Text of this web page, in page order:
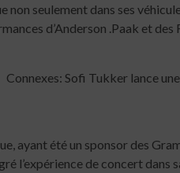
non seulement dans ses
d’Anderson .Paak et
Connexes: Sofi Tukker lance
ayant été un sponsor des
l’expérience de concert dans